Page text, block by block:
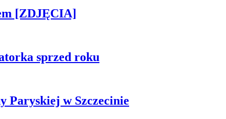
[ZDJĘCIA]
sprzed roku
Paryskiej w Szczecinie